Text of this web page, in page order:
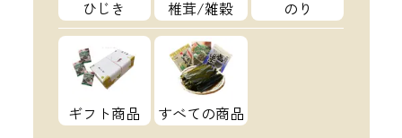
ひじき 椎茸/雑穀 のり
ギフト商品 すべての商品